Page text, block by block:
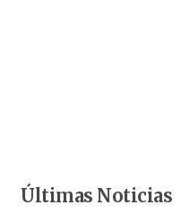
Últimas Noticias